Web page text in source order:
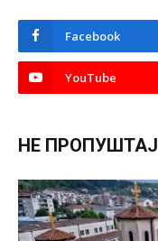
Facebook
YouTube
НЕ ПРОПУШТАЈ